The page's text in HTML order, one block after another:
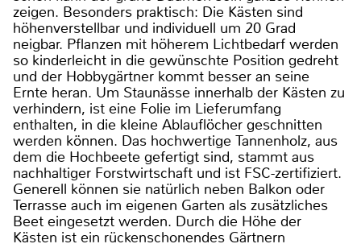
zeigen. Besonders praktisch: Die Kästen sind
höhenverstellbar und individuell um 20 Grad
neigbar. Pflanzen mit höherem Lichtbedarf werden
so kinderleicht in die gewünschte Position gedreht
und der Hobbygärtner kommt besser an seine
Ernte heran. Um Staunässe innerhalb der Kästen zu
verhindern, ist eine Folie im Lieferumfang
enthalten, in die kleine Ablauflöcher geschnitten
werden können. Das hochwertige Tannenholz, aus
dem die Hochbeete gefertigt sind, stammt aus
nachhaltiger Forstwirtschaft und ist FSC-zertifiziert.
Generell können sie natürlich neben Balkon oder
Terrasse auch im eigenen Garten als zusätzliches
Beet eingesetzt werden. Durch die Höhe der
Kästen ist ein rückenschonendes Gärtnern